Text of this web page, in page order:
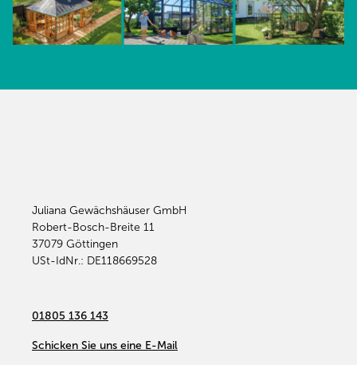
Juliana Gewächshäuser GmbH
Robert-Bosch-Breite 11
37079 Göttingen
USt-IdNr.: DE118669528
01805 136 143
Schicken Sie uns eine E-Mail